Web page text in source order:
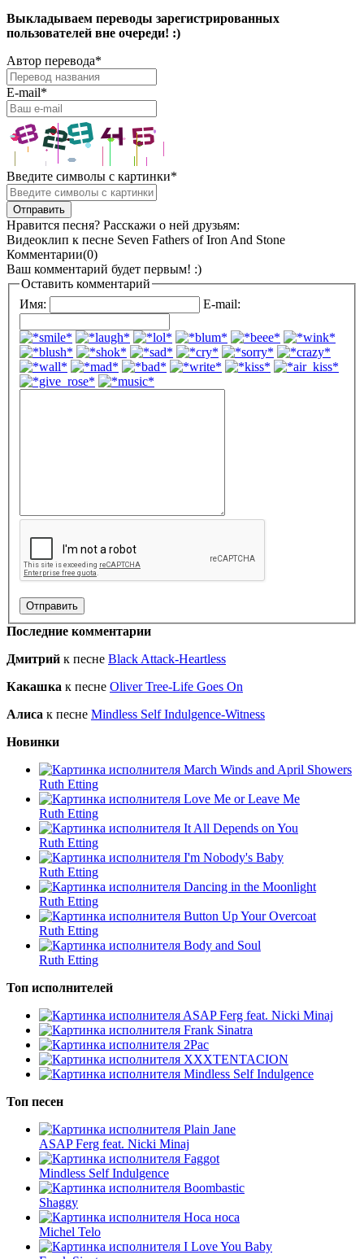
Выкладываем переводы зарегистрированных
пользователей вне очереди! :)
Автор перевода*
E-mail*
Введите символы с картинки*
Нравится песня? Расскажи о ней друзьям:
Видеоклип к песне Seven Fathers of Iron And Stone
Комментарии(0)
Ваш комментарий будет первым! :)
Оставить комментарий
Имя:
E-mail:
Последние комментарии
Дмитрий к песне Black Attack-Heartless
Какашка к песне Oliver Tree-Life Goes On
Алиса к песне Mindless Self Indulgence-Witness
Новинки
March Winds and April Showers
Ruth Etting
Love Me or Leave Me
Ruth Etting
It All Depends on You
Ruth Etting
I'm Nobody's Baby
Ruth Etting
Dancing in the Moonlight
Ruth Etting
Button Up Your Overcoat
Ruth Etting
Body and Soul
Ruth Etting
Топ исполнителей
ASAP Ferg feat. Nicki Minaj
Frank Sinatra
2Pac
XXXTENTACION
Mindless Self Indulgence
Топ песен
Plain Jane
ASAP Ferg feat. Nicki Minaj
Faggot
Mindless Self Indulgence
Boombastic
Shaggy
Носа носа
Michel Telo
I Love You Baby